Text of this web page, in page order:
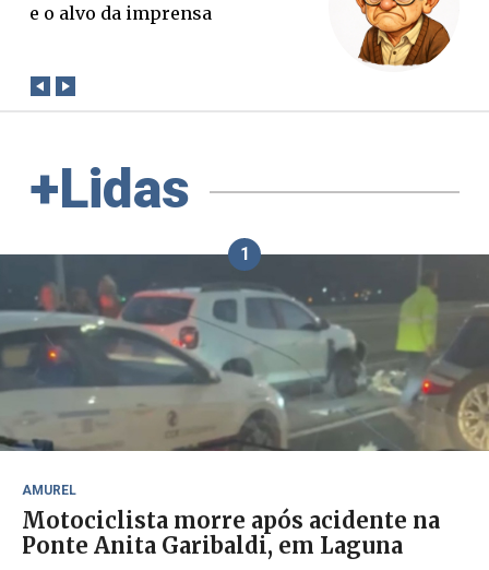
verdade. Mas quem paga a
+Lidas
1
AMUREL
Motociclista morre após acidente na
Ponte Anita Garibaldi, em Laguna